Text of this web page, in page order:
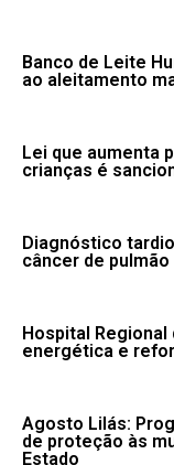
Banco de Leite
ao aleitamento
Lei que aumenta
crianças é
Diagnóstico
câncer de pulmão
Hospital Regional
energética e
Agosto Lilás:
de proteção às
Estado